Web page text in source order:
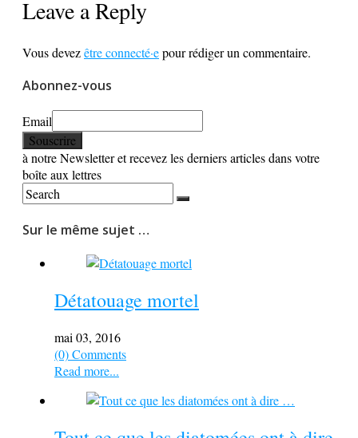
Leave a Reply
Vous devezêtre connecté·epour rédiger un commentaire.
Abonnez-vous
Email
à notre Newsletter et recevez les derniers articles dans votre
boîte aux lettres
Sur le même sujet …
Détatouage mortel
mai 03, 2016
(0) Comments
Read more...